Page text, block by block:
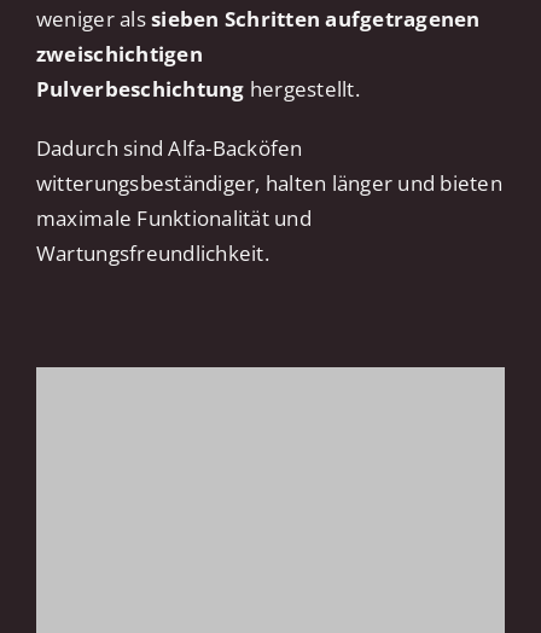
weniger alssieben Schritten aufgetragenen
zweischichtigen
Pulverbeschichtung hergestellt.
Dadurch sind Alfa-Backöfen
witterungsbeständiger, halten länger und bieten
maximale Funktionalität und
Wartungsfreundlichkeit.